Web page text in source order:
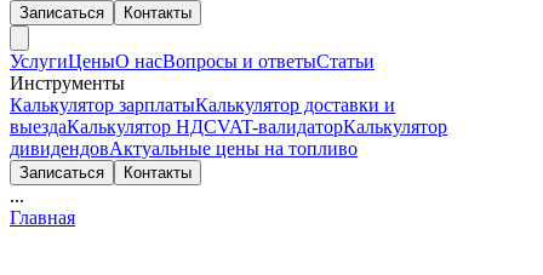
Записаться Контакты
УслугиЦеныО насВопросы и ответыСтатьи
Инструменты
Калькулятор зарплатыКалькулятор доставки и
выездаКалькулятор НДСVAT-валидаторКалькулятор
дивидендовАктуальные цены на топливо
Записаться Контакты
...
Главная